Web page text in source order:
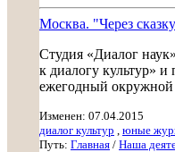
Москва. "Через
Студия «Диалог
к диалогу культур»
ежегодный
Изменен: 07.04.2015
диалог культур , юные
Путь: Главная / Наша